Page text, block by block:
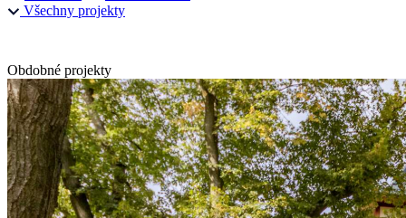
Všechny projekty
Obdobné projekty